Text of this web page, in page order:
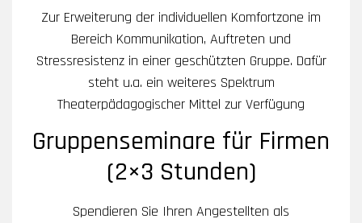
Zur Erweiterung der individuellen Komfortzone im
Bereich Kommunikation, Auftreten und
Stressresistenz in einer geschützten Gruppe. Dafür
steht u.a. ein weiteres Spektrum
Theaterpädagogischer Mittel zur Verfügung
Gruppenseminare für Firmen
(2×3 Stunden)
Spendieren Sie Ihren Angestellten als